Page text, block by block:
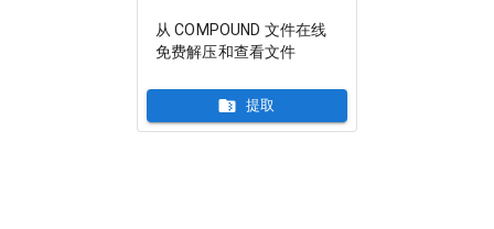
从 COMPOUND 文件在线
免费解压和查看文件
提取